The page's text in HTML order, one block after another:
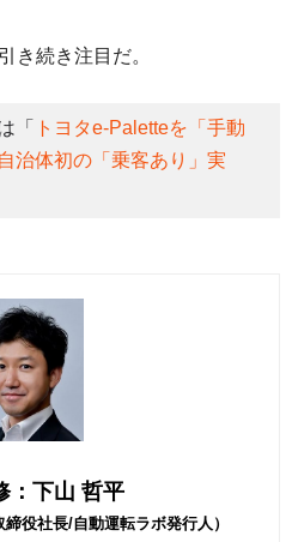
き続き注目だ。
「
トヨタe-Paletteを「手動
治体初の「乗客あり」実
：下山 哲平
締役社長/自動運転ラボ発行人）